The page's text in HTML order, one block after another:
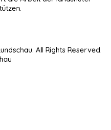
All Rights Reserved.